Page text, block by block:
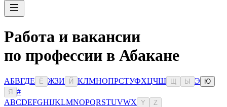
Работа и вакансии
по профессии в Абакане
АБВГДЕ Ё ЖЗИ Й КЛМНОПРСТУФХЦЧШ Ы Э
Ю
Я
#
ABCDEFGHIJKLMNOPQRSTUVWX Y Z